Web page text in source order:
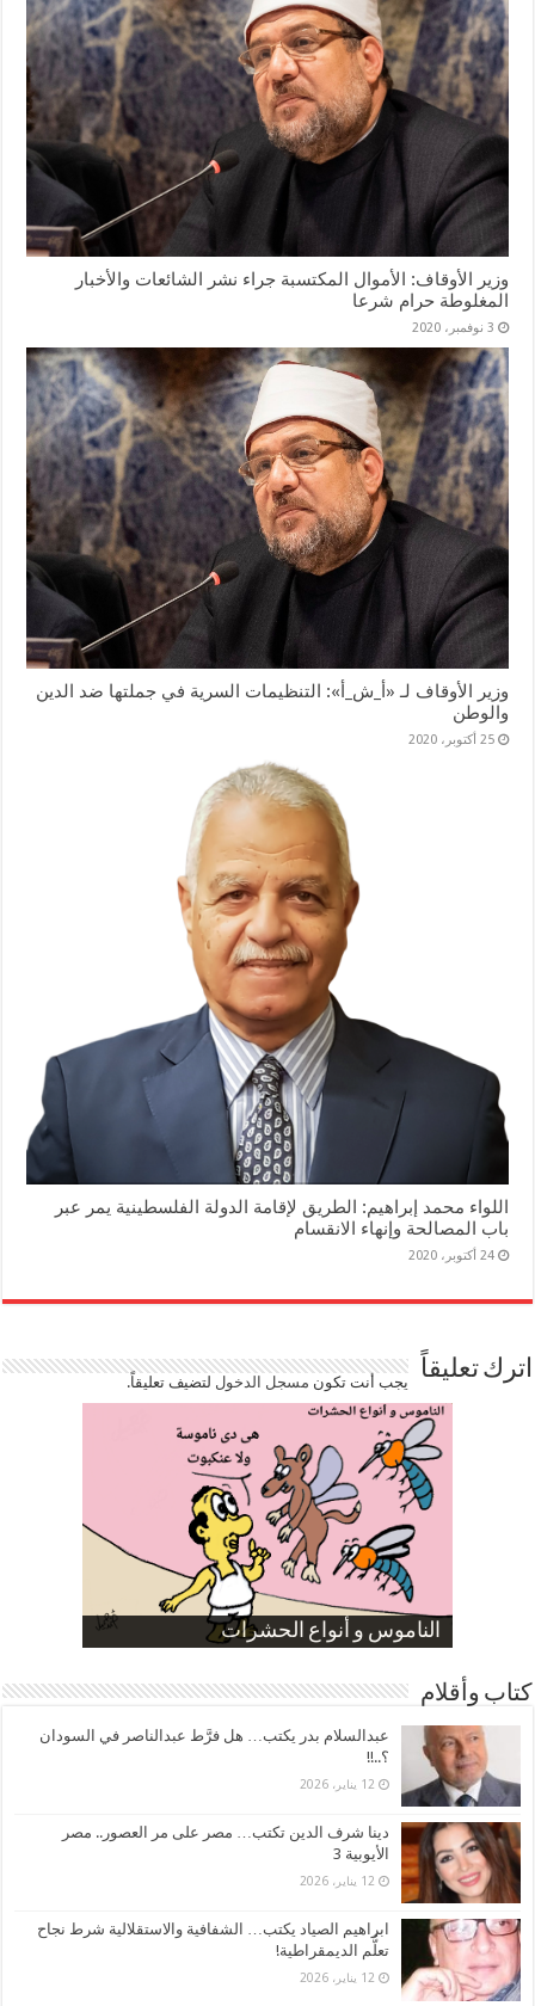
وزير الأوقاف: الأموال المكتسبة جراء نشر الشائعات والأخبار
المغلوطة حرام شرعا
3 نوفمبر، 2020
وزير الأوقاف لـ «أ_ش_أ»: التنظيمات السرية في جملتها ضد الدين
والوطن
25 أكتوبر، 2020
اللواء محمد إبراهيم: الطريق لإقامة الدولة الفلسطينية يمر عبر
باب المصالحة وإنهاء الانقسام
24 أكتوبر، 2020
اترك تعليقاً يجب أنت تكون مسجل الدخوللتضيف تعليقاً.
الناموس و أنواع الحشرات
الموظفين بعد ارتفاع الأسعار
ارتفاع نسبة الطلاق في مصر
صورة كاركاتيرية
صورة كاركاتيرية
كتاب وأقلام
عبدالسلام بدر يكتب… هل فرَّط عبدالناصر في السودان
؟..!!
12 يناير، 2026
دينا شرف الدين تكتب… مصر على مر العصور.. مصر
الأيوبية 3
12 يناير، 2026
ابراهيم الصياد يكتب… الشفافية والاستقلالية شرط نجاح
تعلُّم الديمقراطية!
12 يناير، 2026